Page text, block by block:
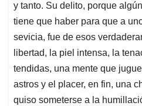
y tanto. Su delito, porque
tiene que haber para que a
sevicia, fue de esos
libertad, la piel intensa, la
tendidas, una mente que
astros y el placer, en fin, una
quiso someterse a la